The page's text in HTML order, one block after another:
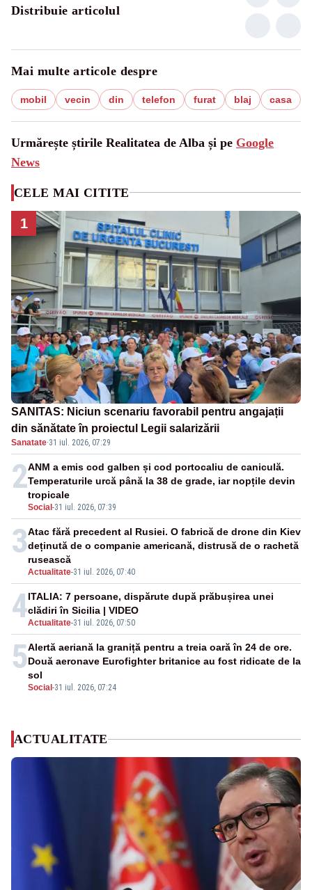
Distribuie articolul
Mai multe articole despre
mobil vecin din telefon furat blaj casa
Urmărește știrile Realitatea de Alba și pe Google
News
CELE MAI CITITE
1
SANITAS: Niciun scenariu favorabil pentru angajații
din sănătate în proiectul Legii salarizării
Sanatate·31 iul. 2026, 07:29
2
Social -31 iul. 2026, 07:39
ANM a emis cod galben și cod portocaliu de caniculă.
Temperaturile urcă până la 38 de grade, iar nopțile devin
tropicale
3
Actualitate-31 iul. 2026, 07:40
Atac fără precedent al Rusiei. O fabrică de drone din Kiev
deținută de o companie americană, distrusă de o rachetă
rusească
4Actualitate-31 iul. 2026, 07:50
ITALIA: 7 persoane, dispărute după prăbușirea unei
clădiri în Sicilia | VIDEO
5
Social -31 iul. 2026, 07:24
Alertă aeriană la graniță pentru a treia oară în 24 de ore.
Două aeronave Eurofighter britanice au fost ridicate de la
sol
ACTUALITATE